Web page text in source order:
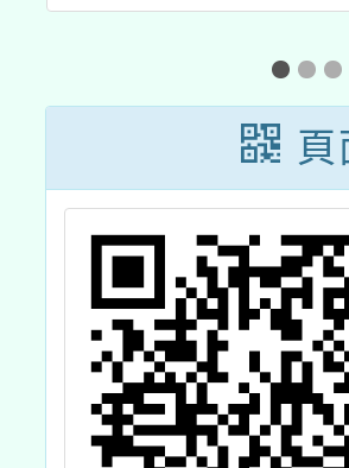
型正義教育教
徵選計畫